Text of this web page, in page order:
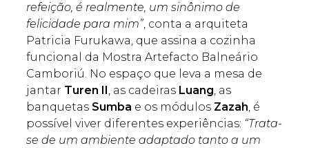
refeição, é realmente, um sinônimo de
felicidade para mim”, conta a arquiteta
Patricia Furukawa, que assina a cozinha
funcional da Mostra Artefacto Balneário
Camboriú. No espaço que leva a mesa de
jantar Turen II , as cadeiras Luang, as
banquetas Sumba e os módulos Zazah, é
possível viver diferentes experiências: “Trata-
se de um ambiente adaptado tanto a um